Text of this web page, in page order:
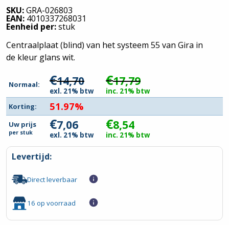
SKU:GRA-026803
EAN: 4010337268031
Eenheid per:stuk
Centraalplaat (blind) van het systeem 55 van Gira in
de kleur glans wit.
Normaal: €14,70
exl. 21% btw
€17,79
inc. 21% btw
Korting:
51.97%
Uw prijs
per stuk €7,06
exl. 21% btw
€8,54
inc. 21% btw
Levertijd:
Direct leverbaar
16 op voorraad